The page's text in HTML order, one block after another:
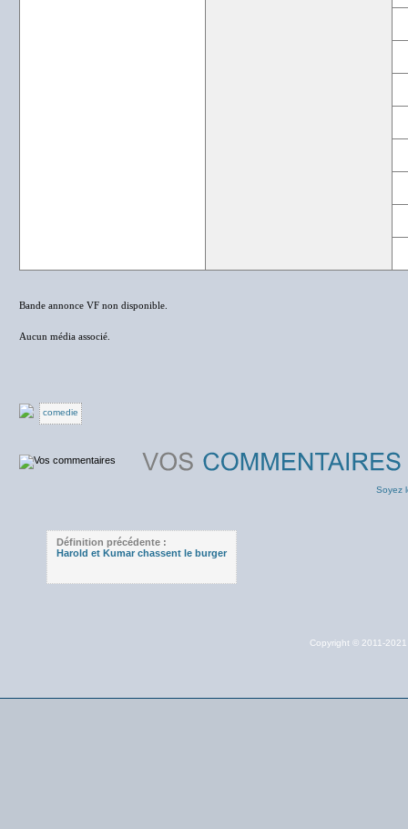
Bande annonce VF non disponible.
Aucun média associé.
comedie
Soyez
Définition précédente :
Harold et Kumar chassent le burger
Copyright © 2011-